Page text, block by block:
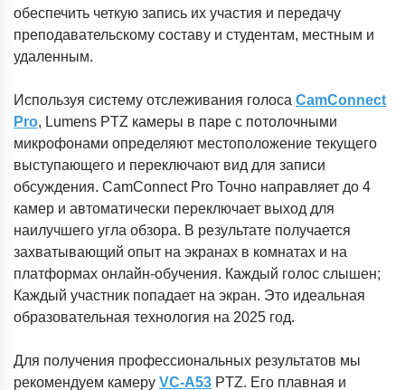
обеспечить четкую запись их участия и передачу
преподавательскому составу и студентам, местным и
удаленным.
Используя систему отслеживания голоса CamConnect
Pro, Lumens PTZ камеры в паре с потолочными
микрофонами определяют местоположение текущего
выступающего и переключают вид для записи
обсуждения. CamConnect Pro Точно направляет до 4
камер и автоматически переключает выход для
наилучшего угла обзора. В результате получается
захватывающий опыт на экранах в комнатах и на
платформах онлайн-обучения. Каждый голос слышен;
Каждый участник попадает на экран. Это идеальная
образовательная технология на 2025 год.
Для получения профессиональных результатов мы
рекомендуем камеру VC-A53 PTZ. Его плавная и